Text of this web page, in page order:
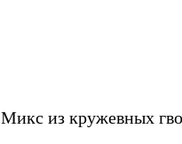
Микс из кружевных